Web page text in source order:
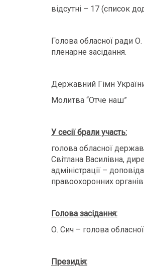
відсутні – 17 (список
Голова обласної ради
пленарне засідання.
Державний Гімн
Молитва “Отче наш”
У сесії брали участь:
голова обласної
Світлана Василівна,
адміністрації –
правоохоронних
Голова засідання:
О. Сич – голова
Президія: